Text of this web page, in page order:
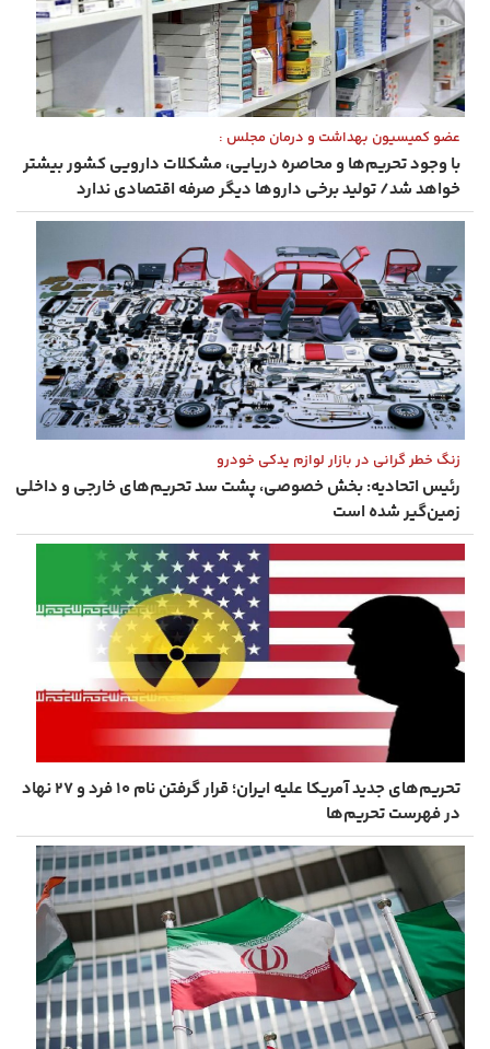
عضو کمیسیون بهداشت و درمان مجلس :
با وجود تحریم‌ها و محاصره دریایی، مشکلات دارویی کشور بیشتر
خواهد شد/ تولید برخی داروها دیگر صرفه اقتصادی ندارد
زنگ خطر گرانی در بازار لوازم یدکی خودرو
رئیس اتحادیه: بخش خصوصی، پشت سد تحریم‌های خارجی و داخلی
زمین‌گیر شده است
تحریم‌های جدید آمریکا علیه ایران؛ قرار گرفتن نام ۱۰ فرد و ۲۷ نهاد
در فهرست تحریم‌ها